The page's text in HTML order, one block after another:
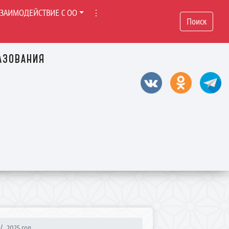
С ОО ⋮
Поиск